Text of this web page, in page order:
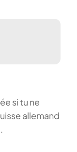
si tu ne
allemand